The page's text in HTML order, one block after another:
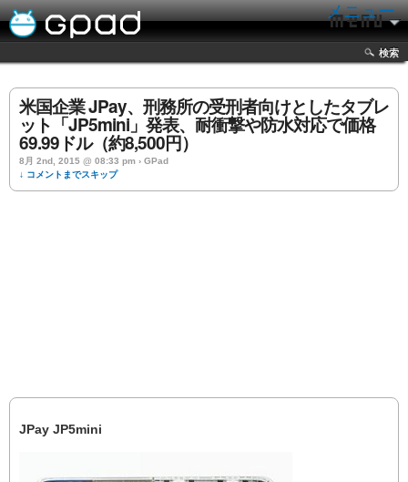
メニュー
検索
米国企業 JPay、刑務所の受刑者向けとしたタブレ
ット「JP5mini」発表、耐衝撃や防水対応で価格
69.99ドル（約8,500円）
8月 2nd, 2015 @ 08:33 pm › GPad
↓ コメントまでスキップ
JPay JP5mini